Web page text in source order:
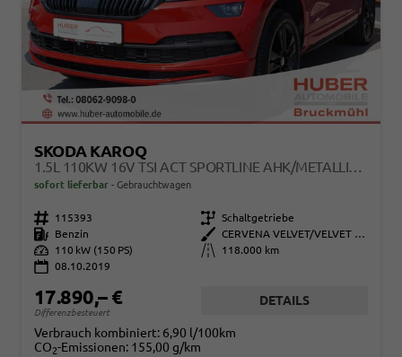
SKODA KAROQ
1.5L 110KW 16V TSI ACT SPORTLINE AHK/METALLIC/SCHIEBEDACH/NAVI
sofort lieferbar Gebrauchtwagen
Fahrzeugnr. 115393 Getriebe Schaltgetriebe
Kraftstoff
Benzin Außenfarbe
CERVENA VELVET/VELVET RED
Leistung
110 kW (150 PS) Kilometerstand
118.000 km
08.10.2019
17.890,– €
Differenzbesteuert
DETAILS
Verbrauch kombiniert: 6,90 l/100km
CO2-Emissionen: 155,00 g/km